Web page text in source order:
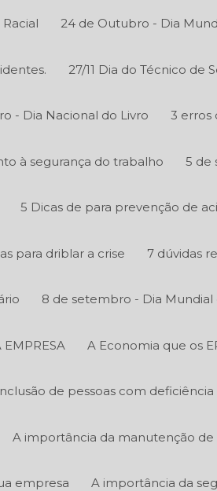
24 de Outubro - Dia
27/11 Dia do Técnico de
- Dia Nacional do Livro 3 erros
à segurança do trabalho 5 de
5 Dicas de para prevenção de
para driblar a crise 7 dúvidas
8 de setembro - Dia Mundial
EMPRESA A Economia que os
de pessoas com
A importância da manutenção de
empresa A importância da